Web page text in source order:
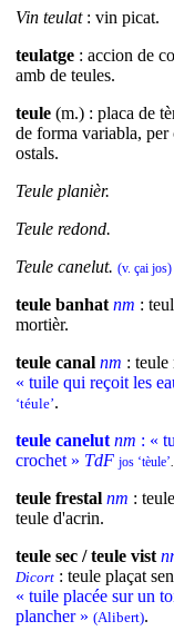
Vin teulat : vin picat.
teulatge : accion de
amb de teules.
teule (m.) : placa de
de forma variabla, per
ostals.
Teule planièr.
Teule redond.
Teule canelut. (v. çai jos)
teule banhat nm :
mortièr.
teule canal nm : teule
« tuile qui reçoit les
‘téule’.
teule canelut nm : «
crochet » TdF jos ‘tèule’.
teule frestal nm :
teule d'acrin.
teule sec / teule vist
Dicort : teule plaçat
« tuile placée sur un
plancher » (Alibert).